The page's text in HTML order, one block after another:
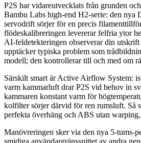
P2S har vidareutvecklats från grunden
Bambu Labs high-end H2-serie: den nya
servodrift sörjer för en precis
flödeskalibreringen levererar felfria ytor
AI-feldetekteringen observerar din
upptäcker typiska problem som
modell; den kontrollerar till och med om
Särskilt smart är Active Airflow System:
varm kammarluft drar P2S vid behov in
kammaren konstant varm för
kolfilter sörjer därvid för ren rumsluft. Så
perfekta överhäng och ABS utan
Manövreringen sker via den nya 5-tums-
smidiga användargränssnittet av andra